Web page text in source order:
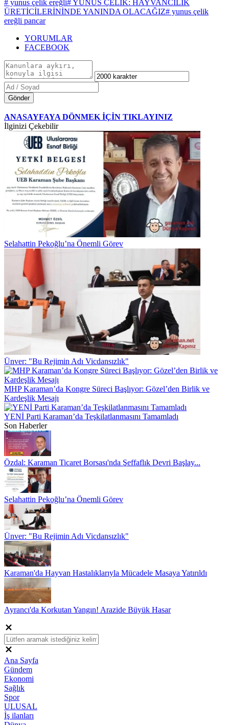
# yunus çelik ereğli# YUNUS ÇELİK: HAYVANCILIK
ÜRETİCİLERİNİNDE YANINDA OLACAĞIZ# yunus çelik
ereğli pancar
YORUMLAR
FACEBOOK
Gönder
ANASAYFAYA DÖNMEK İÇİN TIKLAYINIZ
İlginizi Çekebilir
Selahattin Pekoğlu’na Önemli Görev
Ünver: "Bu Rejimin Adı Vicdansızlık"
MHP Karaman’da Kongre Süreci Başlıyor: Gözel’den Birlik ve
Kardeşlik Mesajı
YENİ Parti Karaman’da Teşkilatlanmasını Tamamladı
Son Haberler
Özdal: Karaman Ticaret Borsası'nda Şeffaflık Devri Başlay...
Selahattin Pekoğlu’na Önemli Görev
Ünver: "Bu Rejimin Adı Vicdansızlık"
Karaman'da Hayvan Hastalıklarıyla Mücadele Masaya Yatırıldı
Ayrancı'da Korkutan Yangın! Arazide Büyük Hasar
Ana Sayfa
Gündem
Ekonomi
Sağlık
Spor
ULUSAL
İş ilanları